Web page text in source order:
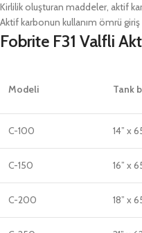
Kirlilik oluşturan maddeler, aktif
Aktif karbonun kullanım ömrü
Fobrite F31 Valfli
Modeli Tank
C-100 14” x
C-150 16” x
C-200 18” x